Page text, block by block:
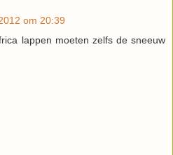
om 20:39
lappen moeten zelfs de sneeuw